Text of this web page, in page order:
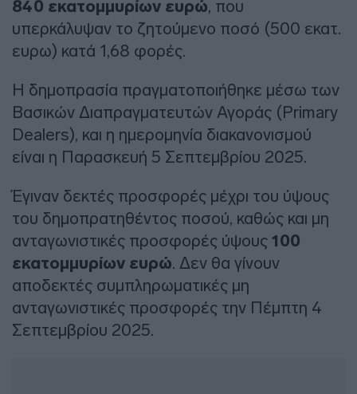
840 εκατομμυρίων ευρώ, που
υπερκάλυψαν το ζητούμενο ποσό (500 εκατ.
ευρω) κατά 1,68 φορές.
Η δημοπρασία πραγματοποιήθηκε μέσω των
Βασικών Διαπραγματευτών Αγοράς (Primary
Dealers), και η ημερομηνία διακανονισμού
είναι η Παρασκευή 5 Σεπτεμβρίου 2025.
Έγιναν δεκτές προσφορές μέχρι του ύψους
του δημοπρατηθέντος ποσού, καθώς και μη
ανταγωνιστικές προσφορές ύψους 100
εκατομμυρίων ευρώ. Δεν θα γίνουν
αποδεκτές συμπληρωματικές μη
ανταγωνιστικές προσφορές την Πέμπτη 4
Σεπτεμβρίου 2025.